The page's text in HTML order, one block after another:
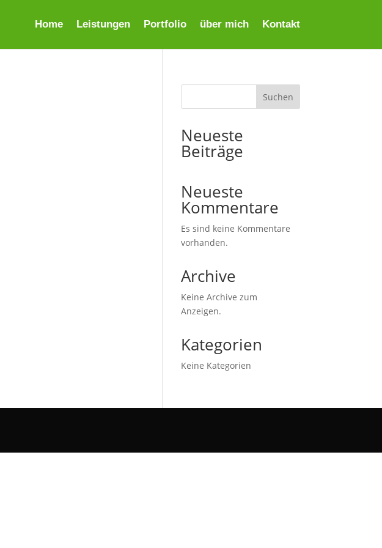
Home Leistungen Portfolio über mich Kontakt
Suchen
Neueste
Beiträge
Neueste
Kommentare
Es sind keine Kommentare
vorhanden.
Archive
Keine Archive zum
Anzeigen.
Kategorien
Keine Kategorien